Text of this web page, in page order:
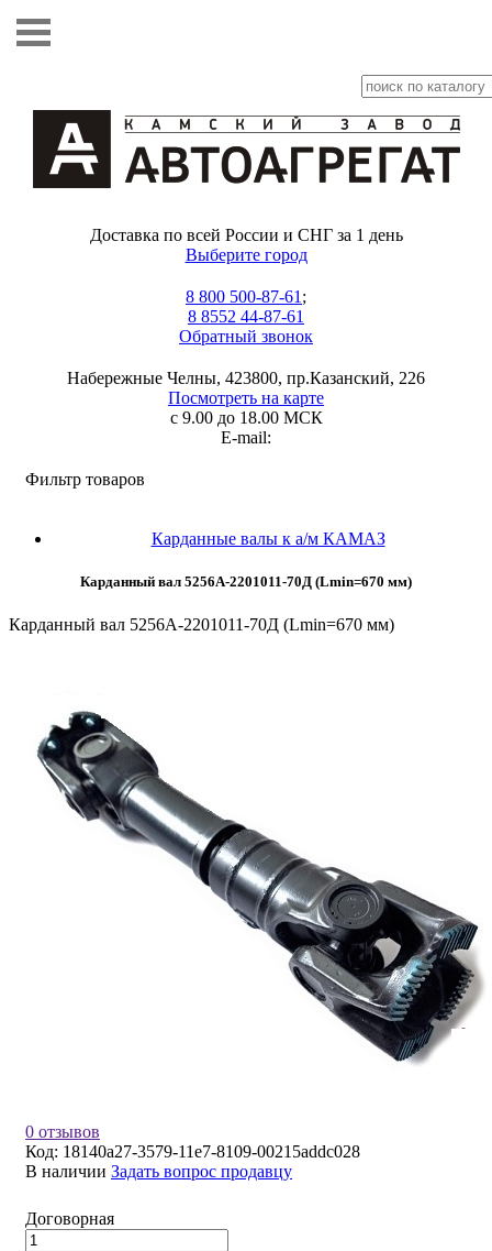
Доставка по всей России и СНГ за 1 день
Выберите город
8 800 500-87-61 ;
8 8552 44-87-61
Обратный звонок
Набережные Челны, 423800, пр.Казанский, 226
Посмотреть на карте
с 9.00 до 18.00 МСК
E-mail:
Фильтр товаров
Карданные валы к а/м КАМАЗ
Карданный вал 5256А-2201011-70Д (Lmin=670 мм)
Карданный вал 5256А-2201011-70Д (Lmin=670 мм)
0 отзывов
Код: 18140a27-3579-11e7-8109-00215addc028
В наличии Задать вопрос продавцу
Договорная